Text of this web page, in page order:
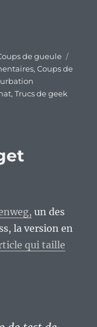
de gueule
,Coups de
,Trucs de geek
un des
la version en
qui taille